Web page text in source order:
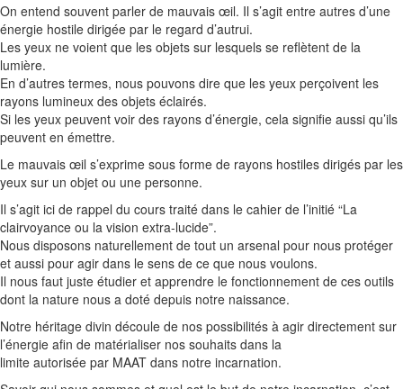
On entend souvent parler de mauvais œil. Il s’agit entre autres d’une
énergie hostile dirigée par le regard d’autrui.
Les yeux ne voient que les objets sur lesquels se reflètent de la
lumière.
En d’autres termes, nous pouvons dire que les yeux perçoivent les
rayons lumineux des objets éclairés.
Si les yeux peuvent voir des rayons d’énergie, cela signifie aussi qu’ils
peuvent en émettre.
Le mauvais œil s’exprime sous forme de rayons hostiles dirigés par les
yeux sur un objet ou une personne.
Il s’agit ici de rappel du cours traité dans le cahier de l’initié “La
clairvoyance ou la vision extra-lucide”.
Nous disposons naturellement de tout un arsenal pour nous protéger
et aussi pour agir dans le sens de ce que nous voulons.
Il nous faut juste étudier et apprendre le fonctionnement de ces outils
dont la nature nous a doté depuis notre naissance.
Notre héritage divin découle de nos possibilités à agir directement sur
l’énergie afin de matérialiser nos souhaits dans la
limite autorisée par MAAT dans notre incarnation.